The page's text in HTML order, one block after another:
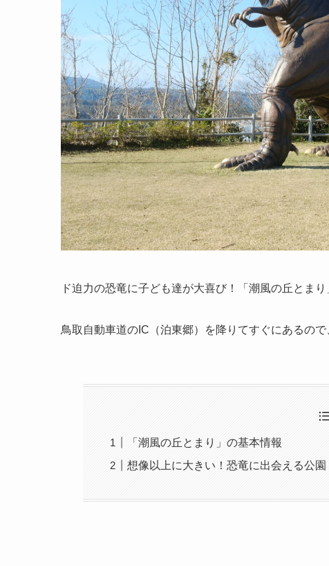
ド迫力の恐竜に子ども達が大喜び！「潮風の丘とま
鳥取自動車道のIC（泊東郷）を降りてすぐにあるの
「潮風の丘とまり」の基本情報
想像以上に大きい！恐竜に出会える公園